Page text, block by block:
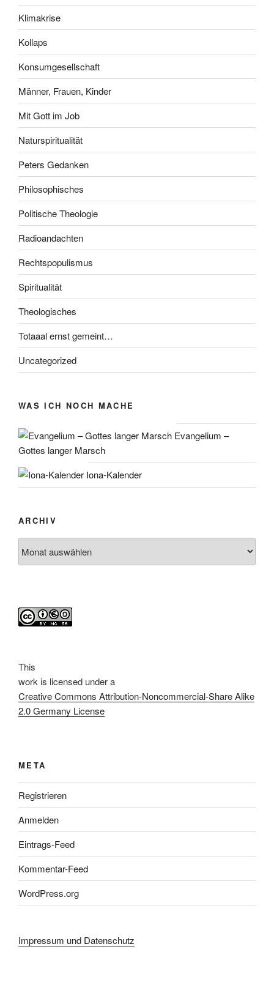
Klimakrise
Kollaps
Konsumgesellschaft
Männer, Frauen, Kinder
Mit Gott im Job
Naturspiritualität
Peters Gedanken
Philosophisches
Politische Theologie
Radioandachten
Rechtspopulismus
Spiritualität
Theologisches
Totaaal ernst gemeint…
Uncategorized
WAS ICH NOCH MACHE
Evangelium –
Gottes langer Marsch
Iona-Kalender
ARCHIV
This
work is licensed under a
Creative Commons Attribution-Noncommercial-Share Alike
2.0 Germany License
META
Registrieren
Anmelden
Eintrags-Feed
Kommentar-Feed
WordPress.org
Impressum und Datenschutz